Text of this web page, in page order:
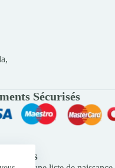
Sécurisés
Utiles